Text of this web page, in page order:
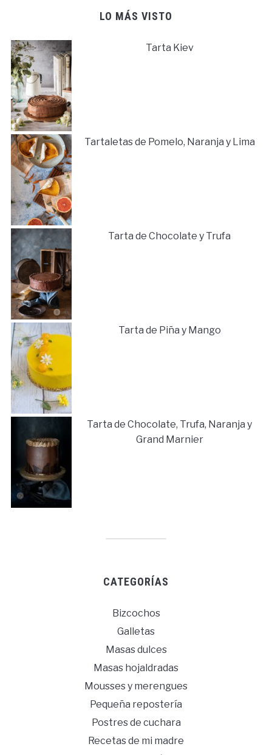
LO MÁS VISTO
Tarta Kiev
Tartaletas de Pomelo, Naranja y Lima
Tarta de Chocolate y Trufa
Tarta de Piña y Mango
Tarta de Chocolate, Trufa, Naranja y
Grand Marnier
CATEGORÍAS
Bizcochos
Galletas
Masas dulces
Masas hojaldradas
Mousses y merengues
Pequeña repostería
Postres de cuchara
Recetas de mi madre